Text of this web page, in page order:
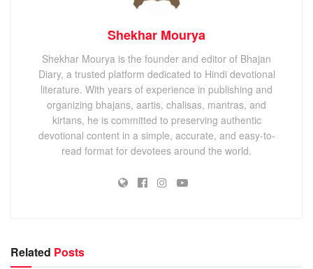
Shekhar Mourya
Shekhar Mourya is the founder and editor of Bhajan
Diary, a trusted platform dedicated to Hindi devotional
literature. With years of experience in publishing and
organizing bhajans, aartis, chalisas, mantras, and
kirtans, he is committed to preserving authentic
devotional content in a simple, accurate, and easy-to-
read format for devotees around the world.
Related Posts